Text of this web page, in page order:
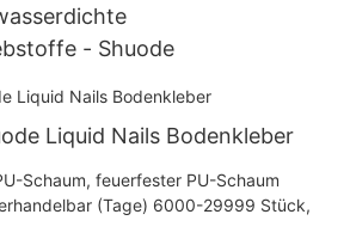
- Shuode
Liquid Nails Bodenkleber